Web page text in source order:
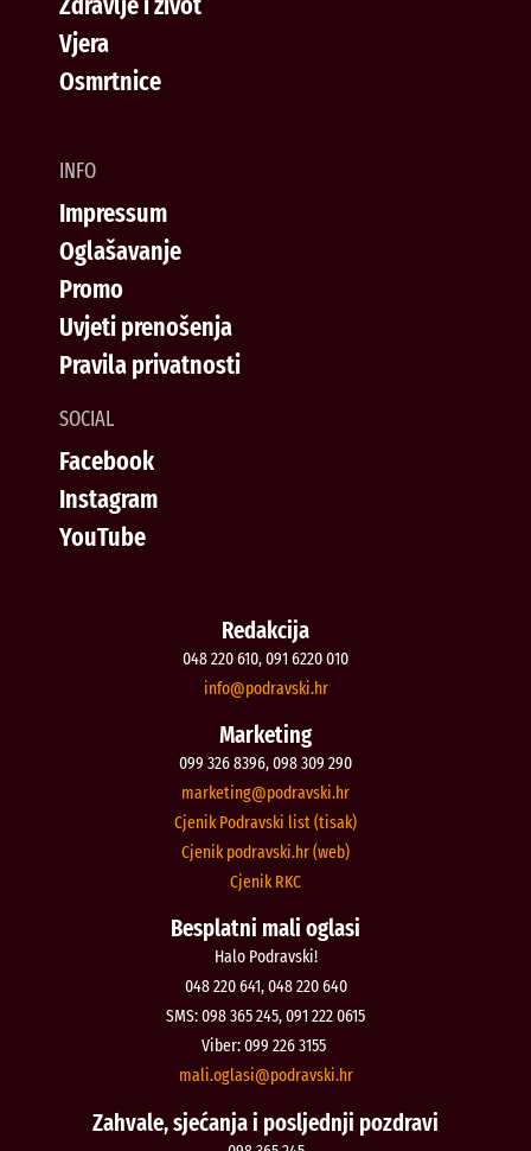
Vjera
Osmrtnice
INFO
Impressum
Oglašavanje
Promo
Uvjeti prenošenja
Pravila privatnosti
SOCIAL
Facebook
Instagram
YouTube
Redakcija
048 220 610, 091 6220 010
rh.iksvardop
@ofni
Marketing
099 326 8396, 098 309 290
rh.iksvardop
@gnitekram
Cjenik Podravski list (tisak)
Cjenik podravski.hr (web)
Cjenik RKC
Besplatni mali oglasi
Halo Podravski!
048 220 641, 048 220 640
SMS: 098 365 245, 091 222 0615
Viber: 099 226 3155
rh.iksvardop
@isalgo.ilam
Zahvale, sjećanja i posljednji pozdravi